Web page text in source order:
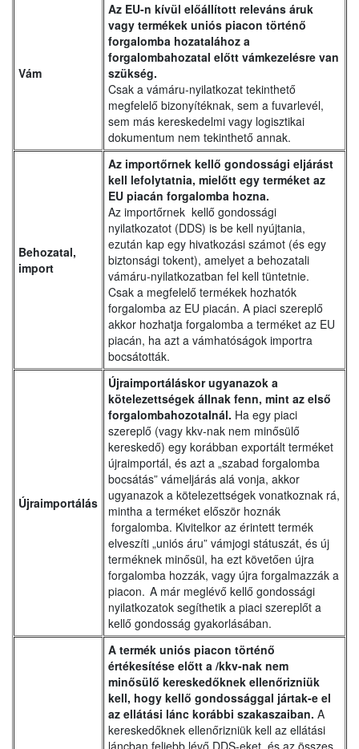
Vám
Az EU-n kívül előállított releváns áruk
vagy termékek uniós piacon történő
forgalomba hozatalához a
forgalombahozatal előtt vámkezelésre van
szükség.
Csak a vámáru-nyilatkozat tekinthető
megfelelő bizonyítéknak, sem a fuvarlevél,
sem más kereskedelmi vagy logisztikai
dokumentum nem tekinthető annak.
Behozatal,
import
Az importőrnek kellő gondossági eljárást
kell lefolytatnia, mielőtt egy terméket az
EU piacán forgalomba hozna.
Az importőrnek kellő gondossági
nyilatkozatot (DDS) is be kell nyújtania,
ezután kap egy hivatkozási számot (és egy
biztonsági tokent), amelyet a behozatali
vámáru-nyilatkozatban fel kell tüntetnie.
Csak a megfelelő termékek hozhatók
forgalomba az EU piacán. A piaci szereplő
akkor hozhatja forgalomba a terméket az EU
piacán, ha azt a vámhatóságok importra
bocsátották.
Újraimportálás
Újraimportáláskor ugyanazok a
kötelezettségek állnak fenn, mint az első
forgalombahozotalnál. Ha egy piaci
szereplő (vagy kkv-nak nem minősülő
kereskedő) egy korábban exportált terméket
újraimportál, és azt a „szabad forgalomba
bocsátás” vámeljárás alá vonja, akkor
ugyanazok a kötelezettségek vonatkoznak rá,
mintha a terméket először hoznák
forgalomba. Kivitelkor az érintett termék
elveszíti „uniós áru” vámjogi státuszát, és új
terméknek minősül, ha ezt követően újra
forgalomba hozzák, vagy újra forgalmazzák a
piacon. A már meglévő kellő gondossági
nyilatkozatok segíthetik a piaci szereplőt a
kellő gondosság gyakorlásában.
A termék uniós piacon történő
értékesítése előtt a /kkv-nak nem
minősülő kereskedőknek ellenőrizniük
kell, hogy kellő gondossággal jártak-e el
az ellátási lánc korábbi szakaszaiban. A
kereskedőknek ellenőrizniük kell az ellátási